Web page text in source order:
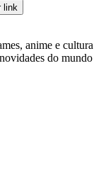
link
anime e cultura
do mundo